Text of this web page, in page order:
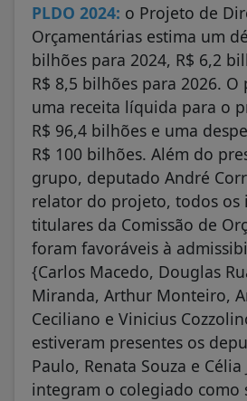
PLDO 2024: o Projeto de
Orçamentárias estima um
bilhões para 2024, R$ 6,2
R$ 8,5 bilhões para 2026.
uma receita líquida para o
R$ 96,4 bilhões e uma
R$ 100 bilhões. Além do
grupo, deputado André
relator do projeto, todos os
titulares da Comissão de
foram favoráveis à
{Carlos Macedo, Douglas
Miranda, Arthur Monteiro,
Ceciliano e Vinicius
estiveram presentes os
Paulo, Renata Souza e
integram o colegiado como